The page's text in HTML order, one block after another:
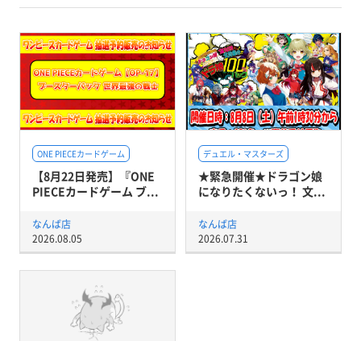
ONE PIECEカードゲーム
【8月22日発売】『ONE
PIECEカードゲーム ブ...
なんば店
2026.08.05
デュエル・マスターズ
★緊急開催★ドラゴン娘
になりたくないっ！ 文...
なんば店
2026.07.31